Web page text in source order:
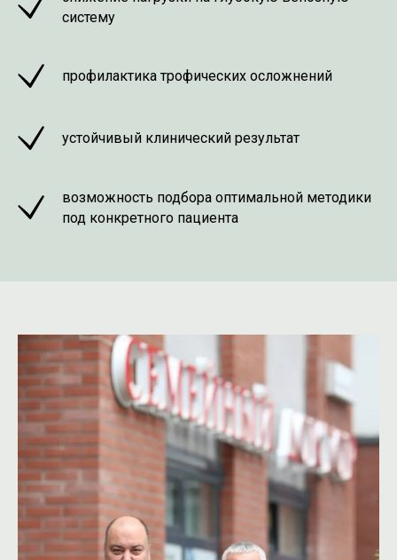
систему
профилактика трофических осложнений
устойчивый клинический результат
возможность подбора оптимальной методики
под конкретного пациента